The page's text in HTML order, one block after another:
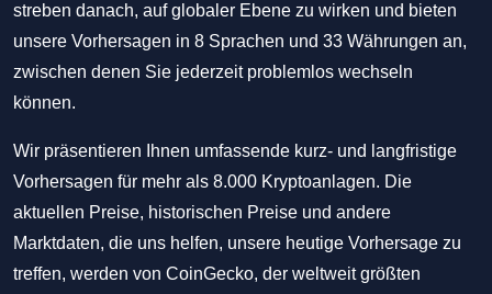
streben danach, auf globaler Ebene zu wirken und bieten
unsere Vorhersagen in 8 Sprachen und 33 Währungen an,
zwischen denen Sie jederzeit problemlos wechseln
können.
Wir präsentieren Ihnen umfassende kurz- und langfristige
Vorhersagen für mehr als 8.000 Kryptoanlagen. Die
aktuellen Preise, historischen Preise und andere
Marktdaten, die uns helfen, unsere heutige Vorhersage zu
treffen, werden von CoinGecko, der weltweit größten